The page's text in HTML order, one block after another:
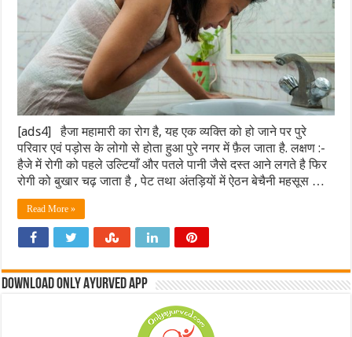
[ads4] हैजा महामारी का रोग है, यह एक व्यक्ति को हो जाने पर पुरे
परिवार एवं पड़ोस के लोगो से होता हुआ पुरे नगर में फ़ैल जाता है. लक्षण :-
हैजे में रोगी को पहले उल्टियाँ और पतले पानी जैसे दस्त आने लगते है फिर
रोगी को बुखार चढ़ जाता है , पेट तथा अंतड़ियों में ऐठन बेचैनी महसूस …
Read More »
Download Only Ayurved App